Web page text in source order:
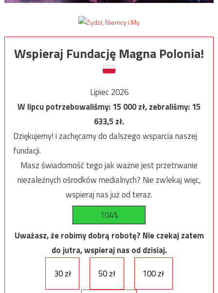
Wspieraj Fundację Magna Polonia!
Lipiec 2026
W lipcu potrzebowaliśmy:15 000zł, zebraliśmy:15
633,5zł.
Dziękujemy! i zachęcamy do dalszego wsparcia naszej
fundacji.
Masz świadomość tego jak ważne jest przetrwanie
niezależnych ośrodków medialnych? Nie zwlekaj więc,
wspieraj nas już od teraz.
104%
Uważasz, że robimy dobrą robotę? Nie czekaj zatem
do jutra, wspieraj nas od dzisiaj.
30 zł
50 zł 100 zł